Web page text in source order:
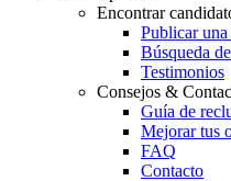
Encontrar
Publicar una
Búsqueda
Testimonios
Consejos &
Guía de
Mejorar tus
FAQ
Contacto